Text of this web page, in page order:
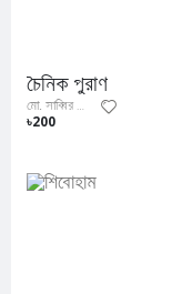
চৈনিক পুরাণ
মো. সাব্বির হোসেন
৳200